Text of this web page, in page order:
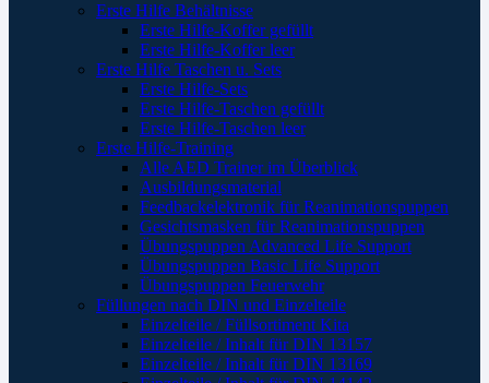
Erste Hilfe Behältnisse
Erste Hilfe-Koffer gefüllt
Erste Hilfe-Koffer leer
Erste Hilfe Taschen u. Sets
Erste Hilfe-Sets
Erste Hilfe-Taschen gefüllt
Erste Hilfe-Taschen leer
Erste Hilfe-Training
Alle AED Trainer im Überblick
Ausbildungsmaterial
Feedbackelektronik für Reanimationspuppen
Gesichtsmasken für Reanimationspuppen
Übungspuppen Advanced Life Support
Übungspuppen Basic Life Support
Übungspuppen Feuerwehr
Füllungen nach DIN und Einzelteile
Einzelteile / Füllsortiment Kita
Einzelteile / Inhalt für DIN 13157
Einzelteile / Inhalt für DIN 13169